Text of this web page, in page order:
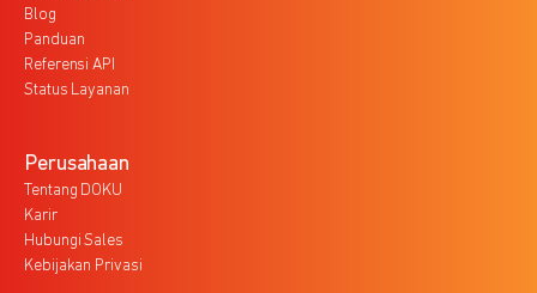
Blog
Panduan
Referensi API
Status Layanan
Perusahaan
Tentang DOKU
Karir
Hubungi Sales
Kebijakan Privasi